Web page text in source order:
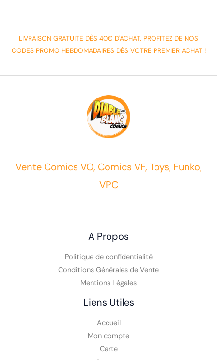
LIVRAISON GRATUITE DÈS 40€ D'ACHAT. PROFITEZ DE NOS
CODES PROMO HEBDOMADAIRES DÈS VOTRE PREMIER ACHAT !
Vente Comics VO, Comics VF, Toys, Funko,
VPC
A Propos
Politique de confidentialité
Conditions Générales de Vente
Mentions Légales
Liens Utiles
Accueil
Mon compte
Carte